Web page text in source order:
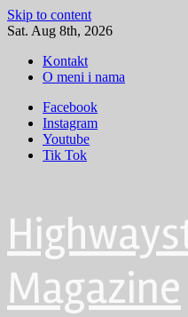
Skip to content
Sat. Aug 8th, 2026
Kontakt
O meni i nama
Facebook
Instagram
Youtube
Tik Tok
Magazine